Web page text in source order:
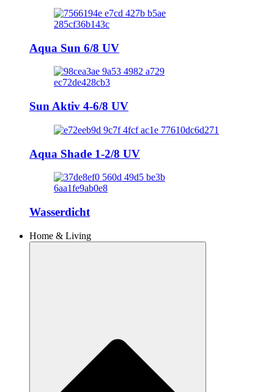
Aqua Sun 6/8 UV
Sun Aktiv 4-6/8 UV
Aqua Shade 1-2/8 UV
Wasserdicht
Home & Living